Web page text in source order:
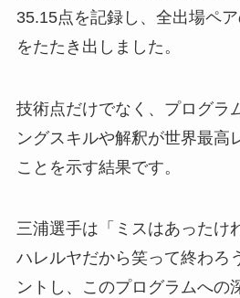
35.15点を記録し、全出場ペ
をたたき出しました。
技術点だけでなく、プログラ
ングスキルや解釈が世界最高
ことを示す結果です。
三浦選手は「ミスはあったけ
ハレルヤだから笑って終わろ
ントし、このプログラムへの